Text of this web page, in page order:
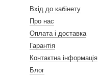
Вхід до кабінету
Про нас
Оплата і доставка
Гарантія
Контактна інформація
Блог